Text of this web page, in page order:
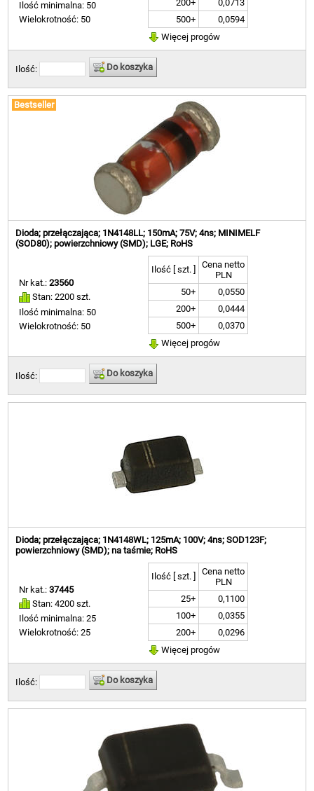
Ilość minimalna: 50
Wielokrotność: 50
200+
0,0713
500+
0,0594
Więcej progów
Ilość: Do koszyka
Bestseller
Dioda; przełączająca; 1N4148LL; 150mA; 75V; 4ns; MINIMELF
(SOD80); powierzchniowy (SMD); LGE; RoHS
Nr kat.:23560
Stan: 2200 szt.
Ilość minimalna: 50
Wielokrotność: 50
Ilość [ szt. ]
Cena netto
PLN
50+
0,0550
200+
0,0444
500+
0,0370
Więcej progów
Ilość: Do koszyka
Dioda; przełączająca; 1N4148WL; 125mA; 100V; 4ns; SOD123F;
powierzchniowy (SMD); na taśmie; RoHS
Nr kat.:37445
Stan: 4200 szt.
Ilość minimalna: 25
Wielokrotność: 25
Ilość [ szt. ]
Cena netto
PLN
25+
0,1100
100+
0,0355
200+
0,0296
Więcej progów
Ilość: Do koszyka